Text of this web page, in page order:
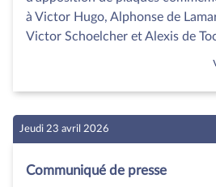
à Victor Hugo, Alphonse de
Victor Schoelcher et Alexis de
Jeudi 23 avril 2026
Communiqué de presse